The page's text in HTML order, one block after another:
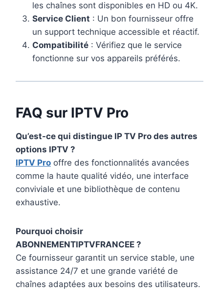
les chaînes sont disponibles en HD ou 4K.
Service Client : Un bon fournisseur offre
un support technique accessible et réactif.
Compatibilité : Vérifiez que le service
fonctionne sur vos appareils préférés.
FAQ sur IPTV Pro
Qu’est-ce qui distingue IP TV Pro des autres
options IPTV ?
IPTV Pro offre des fonctionnalités avancées
comme la haute qualité vidéo, une interface
conviviale et une bibliothèque de contenu
exhaustive.
Pourquoi choisir
ABONNEMENTIPTVFRANCEE ?
Ce fournisseur garantit un service stable, une
assistance 24/7 et une grande variété de
chaînes adaptées aux besoins des utilisateurs.